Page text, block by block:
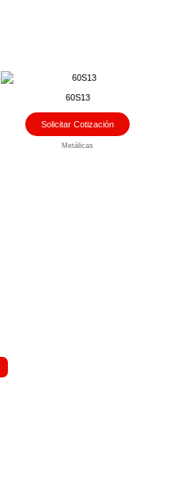
60S13
Solicitar Cotización
Metálicas